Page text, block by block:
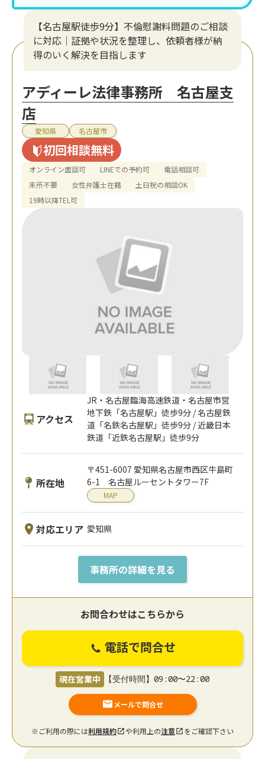
【名古屋駅徒歩9分】不倫慰謝料問題のご相談
に対応｜証拠や状況を整理し、依頼者様が納
得のいく解決を目指します
アディーレ法律事務所 名古屋支
店
愛知県 名古屋市
初回相談無料
オンライン面談可 LINEでの予約可
電話相談可
来所不要
女性弁護士在籍
土日祝の相談OK
19時以降TEL可
アクセス
JR・名古屋臨海高速鉄道・名古屋市営
地下鉄「名古屋駅」徒歩9分 / 名古屋鉄
道「名鉄名古屋駅」徒歩9分 / 近畿日本
鉄道「近鉄名古屋駅」徒歩9分
所在地
〒451-6007 愛知県名古屋市西区牛島町
6-1 名古屋ルーセントタワー7F
MAP
対応エリア 愛知県
事務所の詳細を見る
お問合わせはこちらから
電話で問合せ
現在営業中 【受付時間】09:00〜22:00
メールで問合せ
※ご利用の際には利用規約 や利用上の注意 をご確認下さい